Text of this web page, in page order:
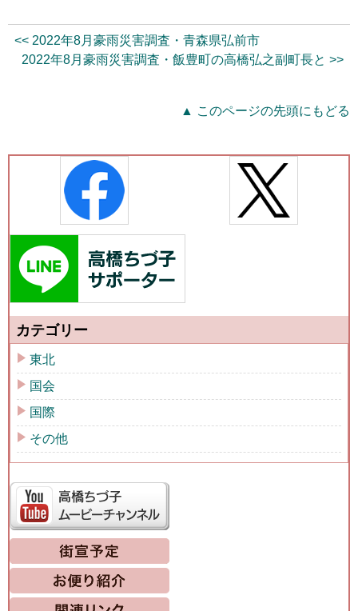
<< 2022年8月豪雨災害調査・青森県弘前市
2022年8月豪雨災害調査・飯豊町の高橋弘之副町長と >>
▲ このページの先頭にもどる
カテゴリー
東北
国会
国際
その他